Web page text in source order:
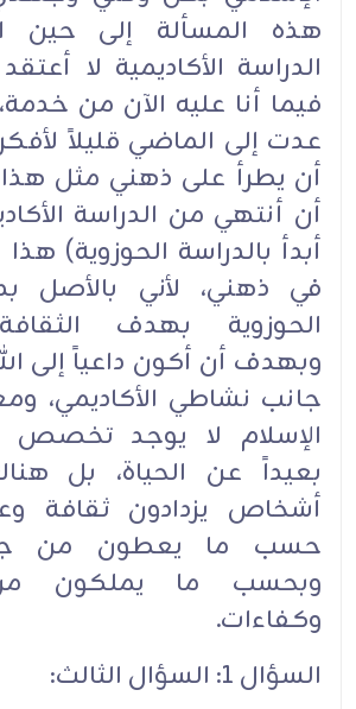
هذه المسألة إلى حين
الدراسة الأكاديمية لا
فيما أنا عليه الآن من
عدت إلى الماضي قليلاً
أن يطرأ على ذهني مثل هذا
أن أنتهي من الدراسة
أبدأ بالدراسة الحوزوية)
في ذهني، لأني بالأصل
الحوزوية بهدف
وبهدف أن أكون داعياً إلى
جانب نشاطي الأكاديمي،
الإسلام لا يوجد تخصص
بعيداً عن الحياة، بل
أشخاص يزدادون ثقافة
حسب ما يعطون من
وبحسب ما يملكون
وكفاءات.
السؤال 1: السؤال الثالث: